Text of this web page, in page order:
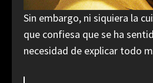
Sin embargo, ni siquiera la
que confiesa que se ha
necesidad de explicar todo